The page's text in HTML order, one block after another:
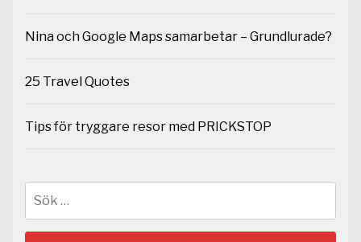
Nina och Google Maps samarbetar – Grundlurade?
25 Travel Quotes
Tips för tryggare resor med PRICKSTOP